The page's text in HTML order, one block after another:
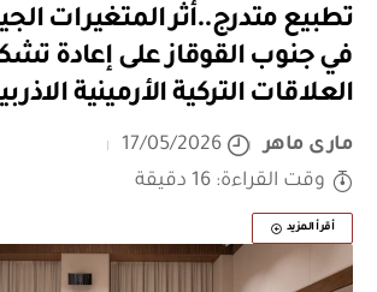
تطبيع متدرج..أثر المتغيرات
في جنوب القوقاز على إعادة
العلاقات التركية الأرمينية
مارى ماهر
17/05/2026
وقت القراءة: 16 دقيقة
أقرأ المزيد